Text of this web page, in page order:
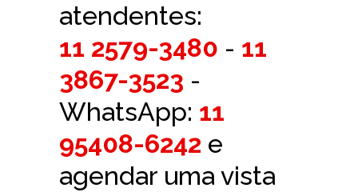
atendentes:
11 2579-3480 - 11
3867-3523 -
WhatsApp: 11
95408-6242 e
agendar uma vista